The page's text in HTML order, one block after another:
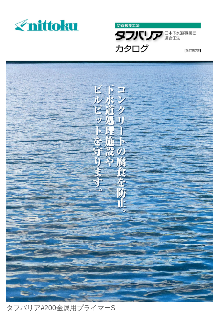
タフバリア#200金属用プライマーS